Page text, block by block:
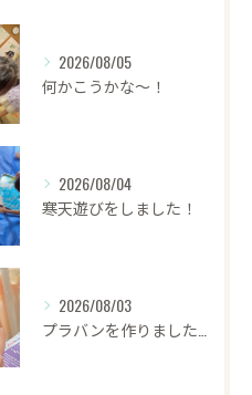
2026/08/05
何かこうかな〜！
2026/08/04
寒天遊びをしました！
2026/08/03